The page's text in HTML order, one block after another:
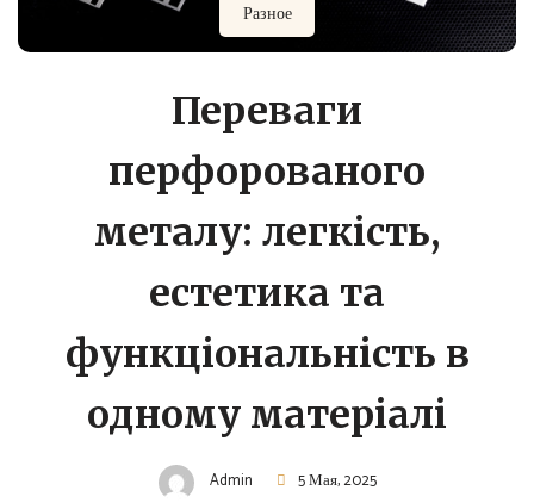
Разное
Переваги
перфорованого
металу: легкість,
естетика та
функціональність в
одному матеріалі
Admin 5 Мая, 2025